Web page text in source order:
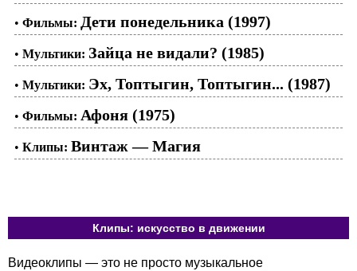
• Фильмы: Дети понедельника (1997)
• Мультики: Зайца не видали? (1985)
• Мультики: Эх, Топтыгин, Топтыгин... (1987)
• Фильмы: Афоня (1975)
• Клипы: Винтаж — Магия
Клипы: искусство в движении
Видеоклипы — это не просто музыкальное